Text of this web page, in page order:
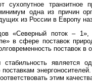
транзитное
одна из причин
из России в Европу
«Северный поток –
в сфере поставок
поставок в
и стабильность
этим